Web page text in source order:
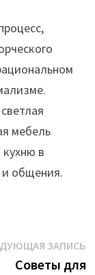
мебель
в
и общения.
ЗАПИСЬ
Советы для